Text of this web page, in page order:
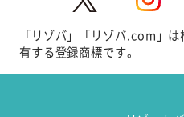
「リゾバ」「リゾバ.com」
有する登録商標です。